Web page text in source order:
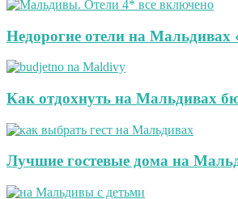
Недорогие отели на Мальдивах
Как отдохнуть на Мальдивах
Лучшие гостевые дома на